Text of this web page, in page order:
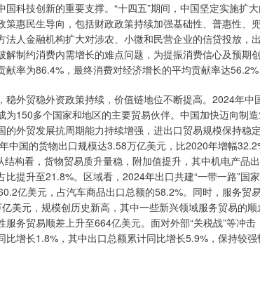
国科技创新的重要支撑。“十四五”期间，中国坚定实施扩
策惠民生导向，包括财政政策持续加强基础性、普惠性、
法人金融机构扩大对涉农、小微和民营企业的信贷投放，
解制约消费内需增长的难点问题，为提振消费信心及预
献率为86.4%，最终消费对经济增长的平均贡献率达56.2%
外贸稳外资政策持续，价值链地位不断提高。2024年中
为150多个国家和地区的主要贸易伙伴。中国加快迈向制
的外贸发展抗周期能力持续增强，进出口贸易规模保持稳
中国的货物出口规模达3.58万亿美元，比2020年增幅
结构看，货物贸易质升量稳，附加值提升，其中机电产品
比提升至21.8%。区域看，2024年出口共建“一带一路”国
亿美元，占汽车商品出口总额的58.2%。同时，服务贸
美元，规模创历史新高，其中一些新兴领域服务贸易的
服务贸易顺差上升至664亿美元。面对外部“关税战”等冲
比增长1.8%，其中出口总额累计同比增长5.9%，保持较强